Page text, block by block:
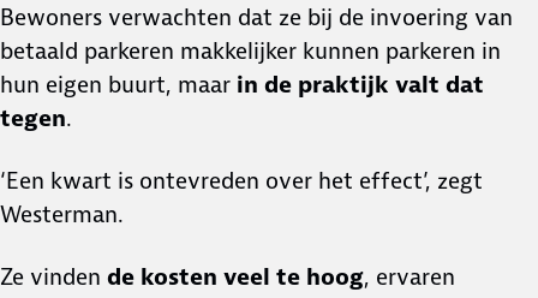
Bewoners verwachten dat ze bij de invoering van
betaald parkeren makkelijker kunnen parkeren in
hun eigen buurt, maar in de praktijk valt dat
tegen.
‘Een kwart is ontevreden over het effect’, zegt
Westerman.
Ze vinden de kosten veel te hoog, ervaren